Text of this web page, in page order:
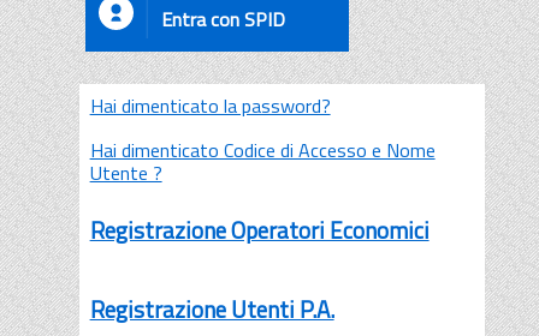
Entra con SPID
Hai dimenticato la password?
Hai dimenticato Codice di Accesso e Nome
Utente ?
Registrazione Operatori Economici
Registrazione Utenti P.A.